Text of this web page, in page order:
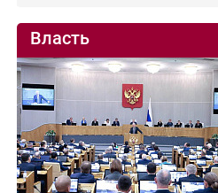
нитью Чего
Власть